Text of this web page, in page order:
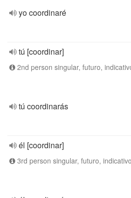
yo coordinaré
tú [coordinar]
2nd person singular, futuro,
tú coordinarás
él [coordinar]
3rd person singular, futuro, indicativo